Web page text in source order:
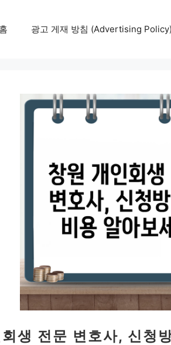
홈 광고 게재 방침 (Advertising Policy)
생 전문 변호사, 신청